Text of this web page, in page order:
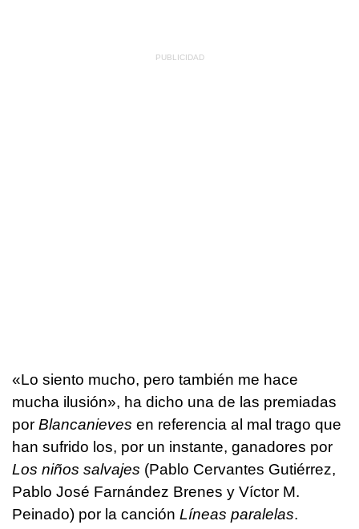
«Lo siento mucho, pero también me hace
mucha ilusión», ha dicho una de las premiadas
por Blancanieves en referencia al mal trago que
han sufrido los, por un instante, ganadores por
Los niños salvajes (Pablo Cervantes Gutiérrez,
Pablo José Farnández Brenes y Víctor M.
Peinado) por la canción Líneas paralelas.